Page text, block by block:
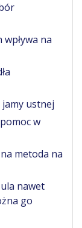
na
ustnej
w
metoda na
nawet
go